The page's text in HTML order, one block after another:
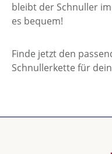
bleibt der Schnuller
es bequem!
Finde jetzt den
Schnullerkette für